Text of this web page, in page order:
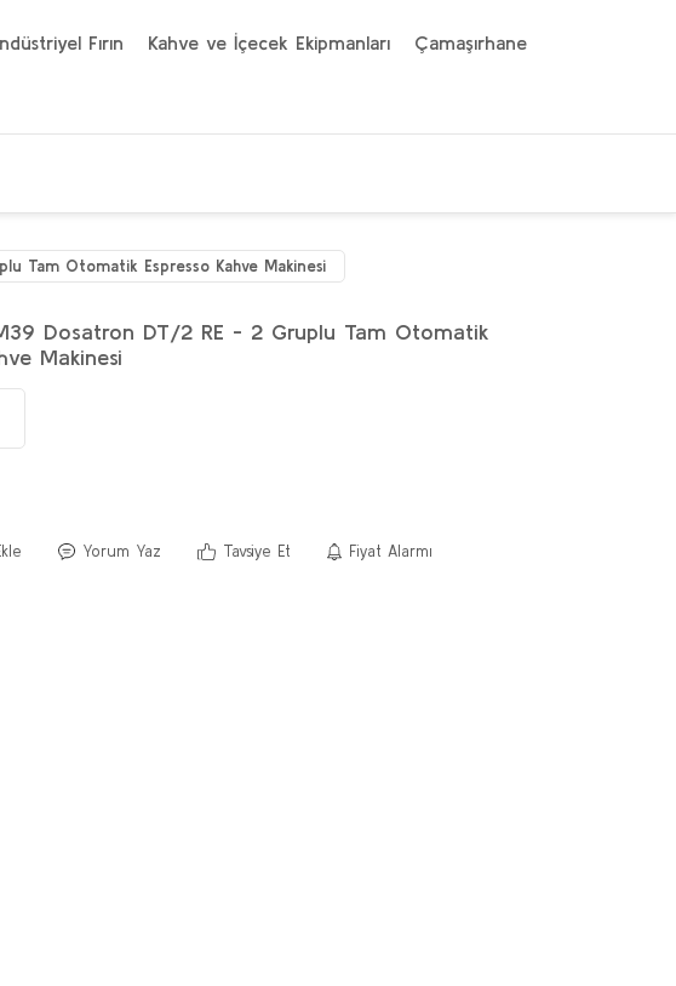
Fırın Kahve ve İçecek Ekipmanları Çamaşırhane
Tam Otomatik Espresso Kahve Makinesi
Dosatron DT/2 RE - 2 Gruplu Tam Otomatik
Makinesi
Yorum Yaz Tavsiye Et Fiyat Alarmı